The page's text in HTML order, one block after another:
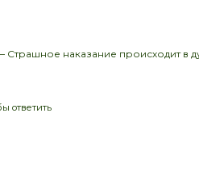
наказание происходит в
ответить